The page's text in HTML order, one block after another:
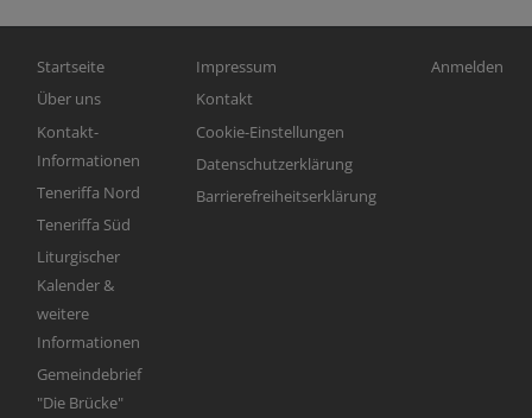
Hauptnavigation
Startseite
Über uns
Kontakt-
Informationen
Teneriffa Nord
Teneriffa Süd
Liturgischer
Kalender &
weitere
Informationen
Gemeindebrief
"Die Brücke"
Fußbereichsmenü
Impressum
Kontakt
Cookie-Einstellungen
Datenschutzerklärung
Barrierefreiheitserklärung
Anmelden